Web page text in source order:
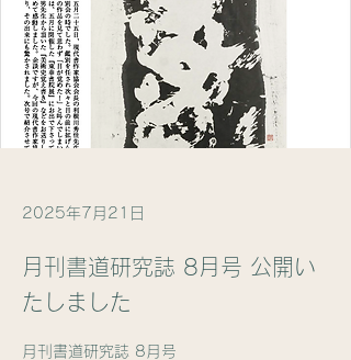
2025年7月21日
月刊書道研究誌 8月号 公開い
たしました
月刊書道研究誌 8月号